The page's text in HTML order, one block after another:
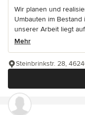
Wir planen und
Umbauten im
unserer Arbeit liegt
Mehr
Steinbrinkstr. 28,